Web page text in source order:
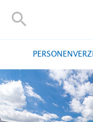
FORSCHUNG UND
ALUMNI
HOCHSCHULE